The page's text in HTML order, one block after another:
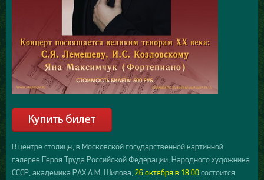
В центре столицы, в Московской государственной картинной
галерее Героя Труда Российской Федерации, Народного художника
СССР, академика РАХ А.М. Шилова,26 октября в 18:00состоится